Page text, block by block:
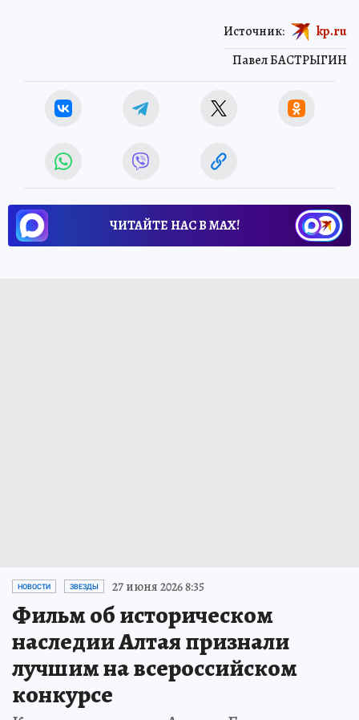
Павел БАСТРЫГИН
Источник: kp.ru
ЧИТАЙТЕ НАС В МАХ!
НОВОСТИ ЗВЕЗДЫ 27 июня 2026 8:35
Фильм об историческом
наследии Алтая признали
лучшим на всероссийском
конкурсе